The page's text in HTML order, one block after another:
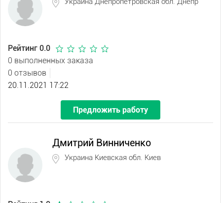
Рейтинг 0.0
0 выполненных заказа
0 отзывов
20.11.2021 17:22
Предложить работу
Дмитрий Винниченко
Украина Киевская обл. Киев